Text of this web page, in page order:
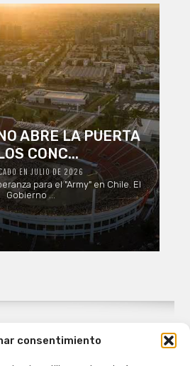
consentimiento
ABRE LA PUERTA
CONC...
EN JULIO DE 2026
para el "Army" en Chile. El
Gobierno ...